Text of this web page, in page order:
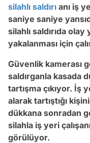
silahlı saldırı anı iş
saniye saniye
silahlı saldırıda
yakalanması için
Güvenlik kamerası
saldırganla kasada
tartışma çıkıyor. İş
alarak tartıştığı
dükkana sonradan
silahla iş yeri
görülüyor.